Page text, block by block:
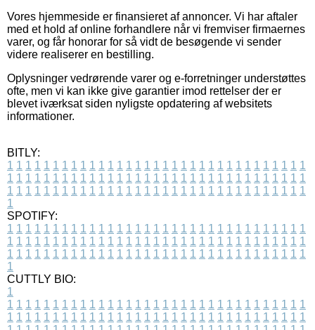
Vores hjemmeside er finansieret af annoncer. Vi har aftaler
med et hold af online forhandlere når vi fremviser firmaernes
varer, og får honorar for så vidt de besøgende vi sender
videre realiserer en bestilling.
Oplysninger vedrørende varer og e-forretninger understøttes
ofte, men vi kan ikke give garantier imod rettelser der er
blevet iværksat siden nyligste opdatering af websitets
informationer.
BITLY:
1 1 1 1 1 1 1 1 1 1 1 1 1 1 1 1 1 1 1 1 1 1 1 1 1 1 1 1 1 1 1 1 1
1 1 1 1 1 1 1 1 1 1 1 1 1 1 1 1 1 1 1 1 1 1 1 1 1 1 1 1 1 1 1 1 1
1 1 1 1 1 1 1 1 1 1 1 1 1 1 1 1 1 1 1 1 1 1 1 1 1 1 1 1 1 1 1 1 1
1
SPOTIFY:
1 1 1 1 1 1 1 1 1 1 1 1 1 1 1 1 1 1 1 1 1 1 1 1 1 1 1 1 1 1 1 1 1
1 1 1 1 1 1 1 1 1 1 1 1 1 1 1 1 1 1 1 1 1 1 1 1 1 1 1 1 1 1 1 1 1
1 1 1 1 1 1 1 1 1 1 1 1 1 1 1 1 1 1 1 1 1 1 1 1 1 1 1 1 1 1 1 1 1
1
CUTTLY BIO:
1
1 1 1 1 1 1 1 1 1 1 1 1 1 1 1 1 1 1 1 1 1 1 1 1 1 1 1 1 1 1 1 1 1
1 1 1 1 1 1 1 1 1 1 1 1 1 1 1 1 1 1 1 1 1 1 1 1 1 1 1 1 1 1 1 1 1